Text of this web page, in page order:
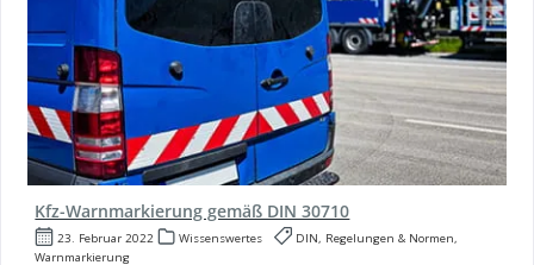
Kfz-Warnmarkierung gemäß DIN 30710
23. Februar 2022 Wissenswertes
DIN, Regelungen & Normen,
Warnmarkierung